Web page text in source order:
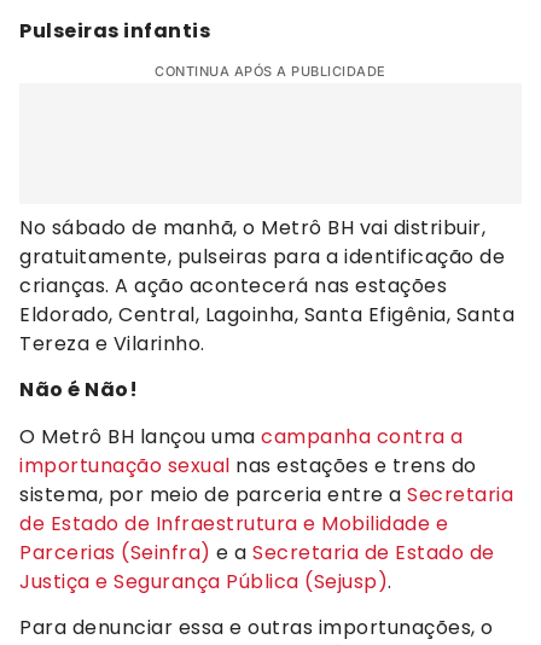
Pulseiras infantis
CONTINUA APÓS A PUBLICIDADE
No sábado de manhã, o Metrô BH vai distribuir,
gratuitamente, pulseiras para a identificação de
crianças. A ação acontecerá nas estações
Eldorado, Central, Lagoinha, Santa Efigênia, Santa
Tereza e Vilarinho.
Não é Não!
O Metrô BH lançou uma campanha contra a
importunação sexual nas estações e trens do
sistema, por meio de parceria entre a Secretaria
de Estado de Infraestrutura e Mobilidade e
Parcerias (Seinfra) e a Secretaria de Estado de
Justiça e Segurança Pública (Sejusp).
Para denunciar essa e outras importunações, o